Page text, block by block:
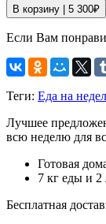
В корзину | 5 300₽
Если Вам
Теги: Еда на
Лучшее
всю неделю для
Готовая
7 кг еды и 2
Бесплатная